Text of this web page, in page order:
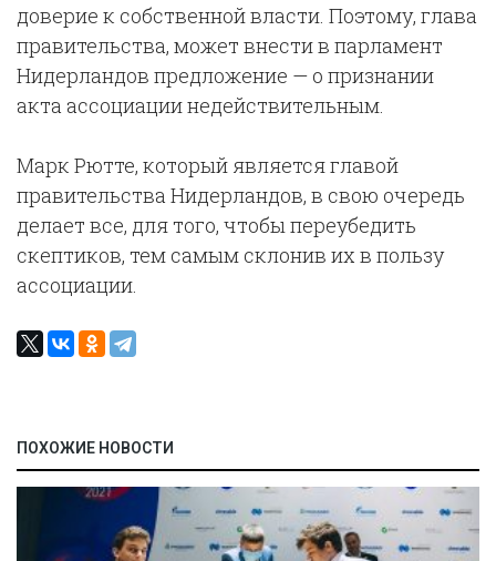
доверие к собственной власти. Поэтому, глава
правительства, может внести в парламент
Нидерландов предложение — о признании
акта ассоциации недействительным.
Марк Рютте, который является главой
правительства Нидерландов, в свою очередь
делает все, для того, чтобы переубедить
скептиков, тем самым склонив их в пользу
ассоциации.
ПОХОЖИЕ НОВОСТИ